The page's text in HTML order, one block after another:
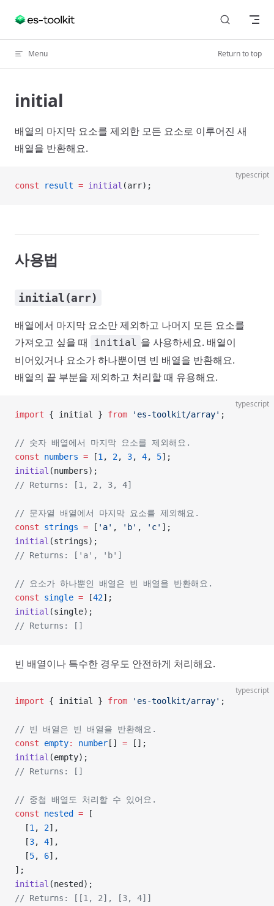
Skip to content
Menu Return to top
initial
배열의 마지막 요소를 제외한 모든 요소로 이루어진 새
배열을 반환해요.
typescript
const result = initial (arr);
사용법
initial(arr)
배열에서 마지막 요소만 제외하고 나머지 모든 요소를
가져오고 싶을 때
initial 을 사용하세요. 배열이
비어있거나 요소가 하나뿐이면 빈 배열을 반환해요.
배열의 끝 부분을 제외하고 처리할 때 유용해요.
typescript
import { initial } from 'es-toolkit/array' ;
// 숫자 배열에서 마지막 요소를 제외해요.
const numbers = [1 , 2, 3, 4, 5];
initial (numbers);
// Returns: [1, 2, 3, 4]
// 문자열 배열에서 마지막 요소를 제외해요.
const strings = [ 'a' , 'b' , 'c' ];
initial (strings);
// Returns: ['a', 'b']
// 요소가 하나뿐인 배열은 빈 배열을 반환해요.
const single = [42];
initial (single);
// Returns: []
빈 배열이나 특수한 경우도 안전하게 처리해요.
typescript
import { initial } from 'es-toolkit/array' ;
// 빈 배열은 빈 배열을 반환해요.
const empty: number [] = [];
initial (empty);
// Returns: []
// 중첩 배열도 처리할 수 있어요.
const nested = [
  [
1 , 2],
  [
3, 4],
  [
5, 6],
];
initial (nested);
// Returns: [[1, 2], [3, 4]]